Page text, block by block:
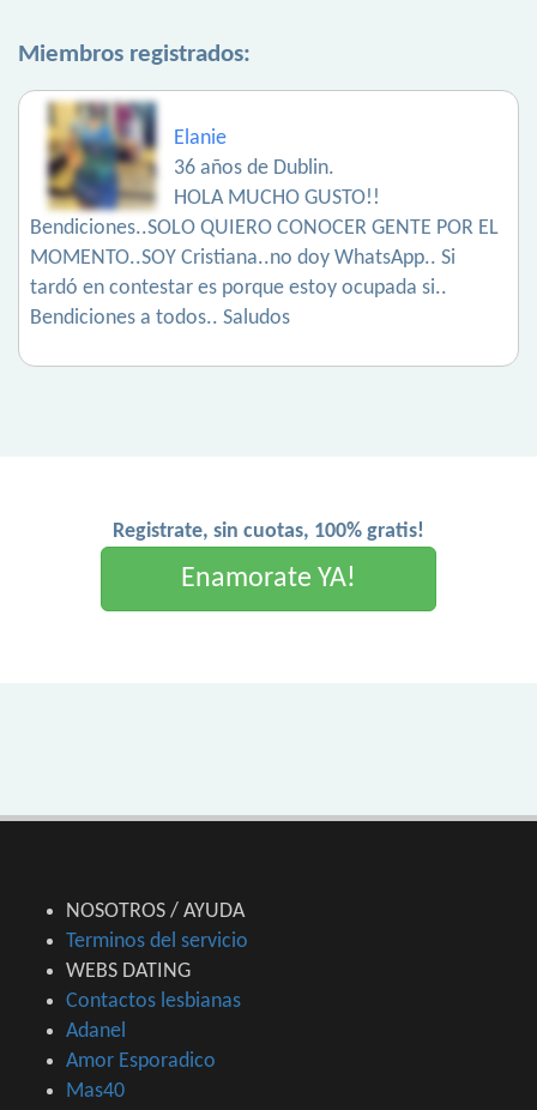
Miembros registrados:
Elanie
36 años de Dublin.
HOLA MUCHO GUSTO!!
Bendiciones..SOLO QUIERO CONOCER GENTE POR EL
MOMENTO..SOY Cristiana..no doy WhatsApp.. Si
tardó en contestar es porque estoy ocupada si..
Bendiciones a todos.. Saludos
Registrate, sin cuotas, 100% gratis!
Enamorate YA!
NOSOTROS / AYUDA
Terminos del servicio
WEBS DATING
Contactos lesbianas
Adanel
Amor Esporadico
Mas40